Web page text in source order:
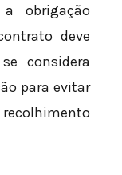
obrigação
deve
considera
para evitar